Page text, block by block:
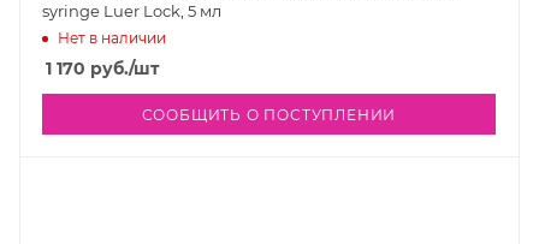
syringe Luer Lock, 5 мл
Нет в наличии
1 170 руб./шт
СООБЩИТЬ О ПОСТУПЛЕНИИ